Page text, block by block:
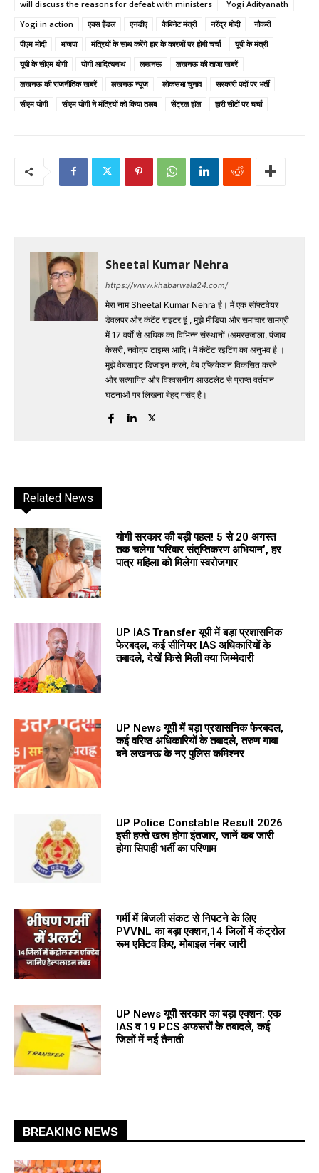
will discuss the reasons for defeat with ministers
Yogi Adityanath
Yogi in action
एक्स हैंडल एनडीए कैबिनेट मंत्री नरेंद्र मोदी
नौकरी
पीएम मोदी
भाजपा मंत्रियों के साथ करेंगे हार के कारणों पर होगी चर्चा
यूपी के मंत्री
यूपी के सीएम योगी
योगी आदित्यनाथ लखनऊ
लखनऊ की ताजा खबरें
लखनऊ की राजनीतिक खबरें
लखनऊ न्यूज लोकसभा चुनाव
सरकारी पदों पर भर्ती
सीएम योगी
सीएम योगी ने मंत्रियों को किया तलब सेंट्रल हाॅल हारी सीटों पर चर्चा
Sheetal Kumar Nehra
https://www.khabarwala24.com/
मेरा नाम Sheetal Kumar Nehra है। मैं एक सॉफ्टवेयर
डेवलपर और कंटेंट राइटर हूं , मुझे मीडिया और समाचार सामग्री
में 17 वर्षों से अधिक का विभिन्न संस्थानों (अमरउजाला, पंजाब
केसरी, नवोदय टाइम्स आदि ) में कंटेंट रइटिंग का अनुभव है ।
मुझे वेबसाइट डिजाइन करने, वेब एप्लिकेशन विकसित करने
और सत्यापित और विश्वसनीय आउटलेट से प्राप्त वर्तमान
घटनाओं पर लिखना बेहद पसंद है।
Related News
योगी सरकार की बड़ी पहल! 5 से 20 अगस्त
तक चलेगा ‘परिवार संतृप्तिकरण अभियान’, हर
पात्र महिला को मिलेगा स्वरोजगार
UP IAS Transfer यूपी में बड़ा प्रशासनिक
फेरबदल, कई सीनियर IAS अधिकारियों के
तबादले, देखें किसे मिली क्या जिम्मेदारी
UP News यूपी में बड़ा प्रशासनिक फेरबदल,
कई वरिष्ठ अधिकारियों के तबादले, तरुण गाबा
बने लखनऊ के नए पुलिस कमिश्नर
UP Police Constable Result 2026
इसी हफ्ते खत्म होगा इंतजार, जानें कब जारी
होगा सिपाही भर्ती का परिणाम
गर्मी में बिजली संकट से निपटने के लिए
PVVNL का बड़ा एक्शन,14 जिलों में कंट्रोल
रूम एक्टिव किए, मोबाइल नंबर जारी
UP News यूपी सरकार का बड़ा एक्शन: एक
IAS व 19 PCS अफसरों के तबादले, कई
जिलों में नई तैनाती
BREAKING NEWS